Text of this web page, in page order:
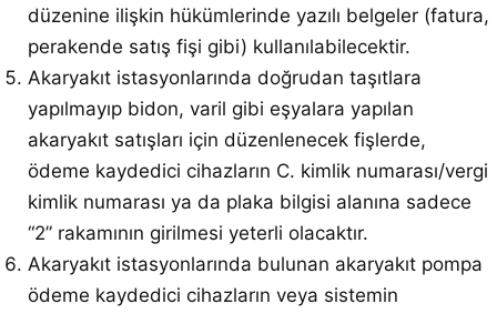
düzenine ilişkin hükümlerinde yazılı belgeler (fatura,
perakende satış fişi gibi) kullanılabilecektir.
Akaryakıt istasyonlarında doğrudan taşıtlara
yapılmayıp bidon, varil gibi eşyalara yapılan
akaryakıt satışları için düzenlenecek fişlerde,
ödeme kaydedici cihazların C. kimlik numarası/vergi
kimlik numarası ya da plaka bilgisi alanına sadece
“2” rakamının girilmesi yeterli olacaktır.
Akaryakıt istasyonlarında bulunan akaryakıt pompa
ödeme kaydedici cihazların veya sistemin